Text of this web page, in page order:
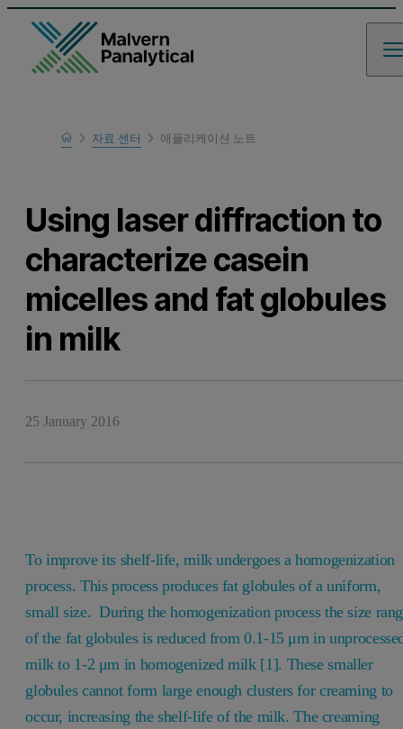
Home
Learn
자료 센터 애플리케이션 노트
Using laser diffraction to
characterize casein
micelles and fat globules
in milk
25 January 2016
To improve its shelf-life, milk undergoes a homogenization
process. This process produces fat globules of a uniform,
small size. During the homogenization process the size
of the fat globules is reduced from 0.1-15 μm in
milk to 1-2 μm in homogenized milk [1]. These smaller
globules cannot form large enough clusters for creaming to
occur, increasing the shelf-life of the milk. The creaming